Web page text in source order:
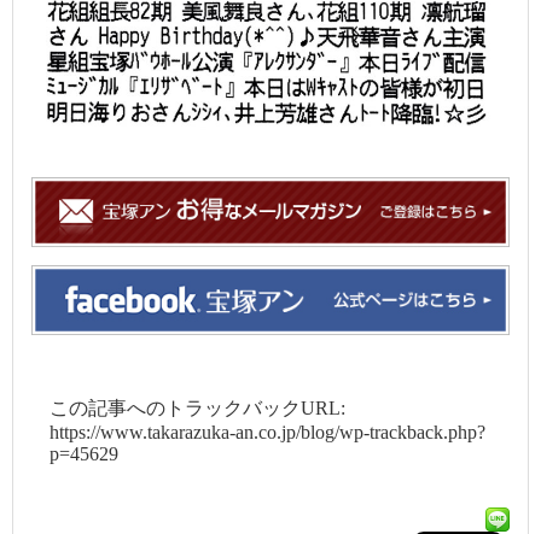
この記事へのトラックバックURL:
https://www.takarazuka-an.co.jp/blog/wp-trackback.php?
p=45629